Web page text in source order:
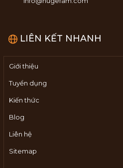
LIÊN KẾT NHANH
Giới thiệu
Tuyển dụng
Kiến thức
Blog
Liên hệ
Sitemap